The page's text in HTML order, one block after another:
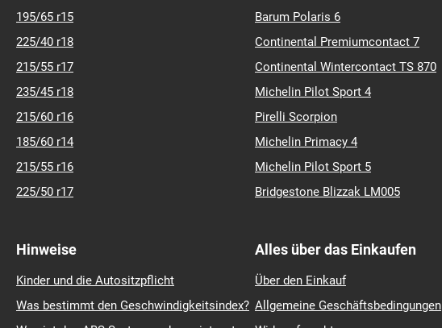
195/65 r15
225/40 r18
215/55 r17
235/45 r18
215/60 r16
185/60 r14
215/55 r16
225/50 r17
Barum Polaris 6
Continental Premiumcontact 7
Continental Wintercontact TS 870
Michelin Pilot Sport 4
Pirelli Scorpion
Michelin Primacy 4
Michelin Pilot Sport 5
Bridgestone Blizzak LM005
Hinweise
Kinder und die Autositzpflicht
Was bestimmt den Geschwindigkeitsindex?
Alles über das Einkaufen
Über den Einkauf
Allgemeine Geschäftsbedingungen